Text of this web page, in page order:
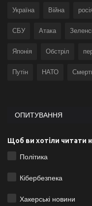
Україна Війна
СБУ Атака
Японія Обстріл
Путін НАТО
ОПИТУВАННЯ
Щоб ви хотіли читати
Політика
Кібербезпека
Хакерські новини